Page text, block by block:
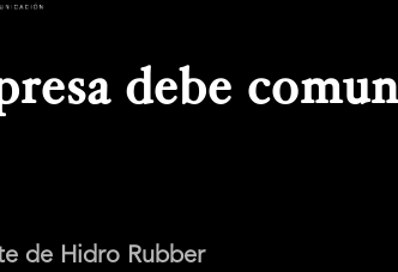
debe
de Hidro Rubber